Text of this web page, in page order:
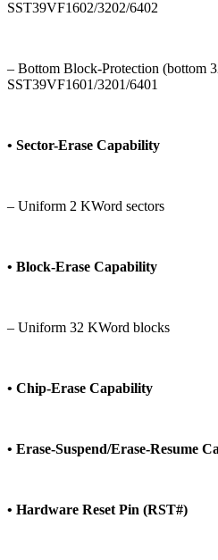
SST39VF1602/3202/6402
– Bottom Block-Protection (bottom
SST39VF1601/3201/6401
• Sector-Erase Capability
– Uniform 2 KWord sectors
• Block-Erase Capability
– Uniform 32 KWord blocks
• Chip-Erase Capability
• Erase-Suspend/Erase-Resume
• Hardware Reset Pin (RST#)